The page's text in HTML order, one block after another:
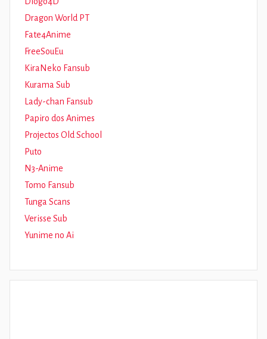
Dragon World PT
Fate4Anime
FreeSouEu
KiraNeko Fansub
Kurama Sub
Lady-chan Fansub
Papiro dos Animes
Projectos Old School
Puto
N3-Anime
Tomo Fansub
Tunga Scans
Verisse Sub
Yunime no Ai